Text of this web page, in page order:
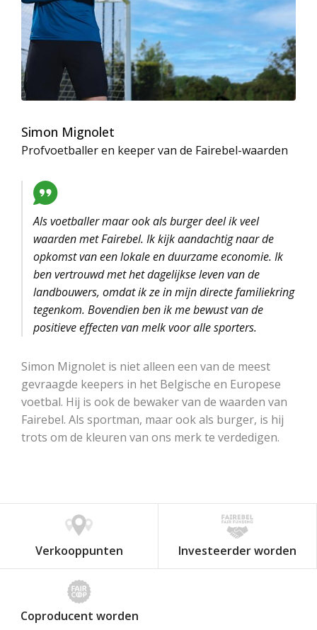
Simon Mignolet
Profvoetballer en keeper van de Fairebel-waarden
Als voetballer maar ook als burger deel ik veel
waarden met Fairebel. Ik kijk aandachtig naar de
opkomst van een lokale en duurzame economie. Ik
ben vertrouwd met het dagelijkse leven van de
landbouwers, omdat ik ze in mijn directe familiekring
tegenkom. Bovendien ben ik me bewust van de
positieve effecten van melk voor alle sporters.
Simon Mignolet is niet alleen een van de meest
gevraagde keepers in het Belgische en Europese
voetbal. Hij is ook de bewaker van de waarden van
Fairebel. Als sportman, maar ook als burger, is hij
trots om de kleuren van ons merk te verdedigen.
Verkooppunten Investeerder worden
Coproducent worden